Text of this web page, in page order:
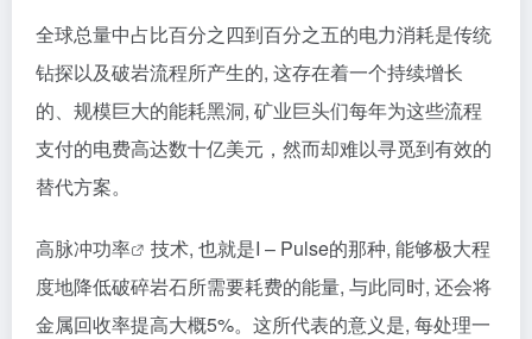
全球总量中占比百分之四到百分之五的电力消耗是传统
钻探以及破岩流程所产生的, 这存在着一个持续增长
的、规模巨大的能耗黑洞, 矿业巨头们每年为这些流程
支付的电费高达数十亿美元，然而却难以寻觅到有效的
替代方案。
高脉冲功率
技术, 也就是I – Pulse的那种, 能够极大程
度地降低破碎岩石所需要耗费的能量, 与此同时, 还会将
金属回收率提高大概5%。这所代表的意义是, 每处理一